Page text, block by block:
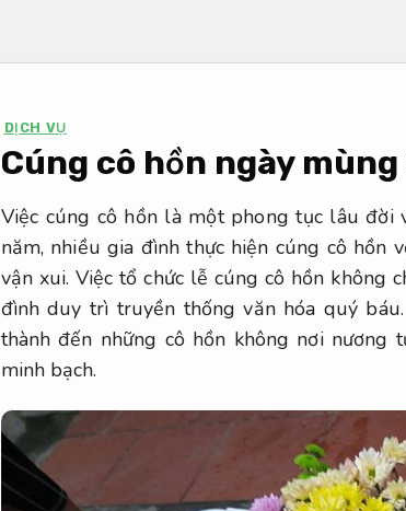
DỊCH VỤ
Cúng cô hồn ngày
Việc cúng cô hồn là một phong tục lâu
năm, nhiều gia đình thực hiện cúng cô hồn
vận xui. Việc tổ chức lễ cúng cô hồn không
đình duy trì truyền thống văn hóa quý
thành đến những cô hồn không nơi
minh bạch.